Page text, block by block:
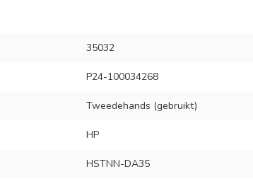
35032
P24-100034268
Tweedehands (gebruikt)
HP
HSTNN-DA35